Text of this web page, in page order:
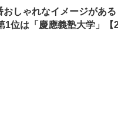
おしゃれなイメージがあ
位は「慶應義塾大学」【